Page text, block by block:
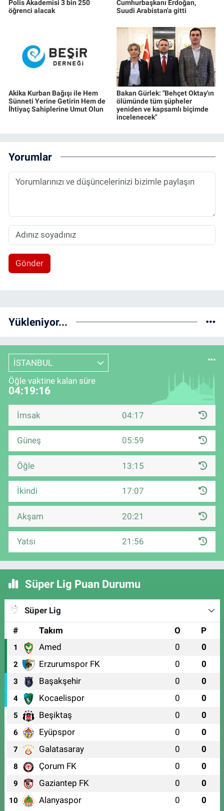
Polis Akademisi 3 bin 250
öğrenci alacak
Cumhurbaşkanı Erdoğan,
Suudi Arabistan'a gitti
Akika Kurban Bağışı ile Hem
Sünneti Yerine Getirin Hem de
İhtiyaç Sahiplerine Umut Olun
Bakan Gürlek: "Behçet Oktay'ın
ölümünde tüm şüpheler
yeniden ve kapsamlı biçimde
incelenecek"
Yorumlar
Gönder
Yükleniyor...
İSTANBUL
Öğle vaktine kalan süre
04:19:16
İmsak 04:17
Güneş 05:59
Öğle 13:15
İkindi 17:07
Akşam 20:21
Yatsı 21:56
Süper Lig Puan Durumu
Süper Lig
#
Takım O P
1 Amed 0 0
2 Erzurumspor FK 0 0
3 Başakşehir 0 0
4 Kocaelispor 0 0
5 Beşiktaş 0 0
6 Eyüpspor 0 0
7 Galatasaray 0 0
8 Çorum FK 0 0
9 Gaziantep FK 0 0
10 Alanyaspor 0 0